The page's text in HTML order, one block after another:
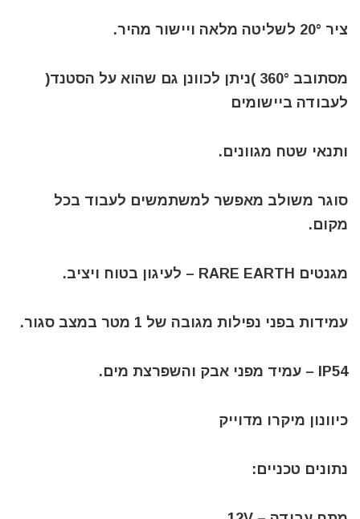
ציר 20° לשליטה מלאה ויישור מהיר.
מסתובב 360° )ניתן לכוונן גם שהוא על הסטנד(
לעבודה ביישומים
ותנאי שטח מגוונים.
סוגר משולב מאפשר למשתמשים לעבוד בכל
מקום.
מגנטים RARE EARTH – לעיגון בטוח ויציב.
עמידות בפני נפילות מגובה של 1 מטר במצב סגור.
IP54 – עמיד מפני אבק והשפרצת מים.
כיוונון מיקרו מדוייק
נתונים טכניים: